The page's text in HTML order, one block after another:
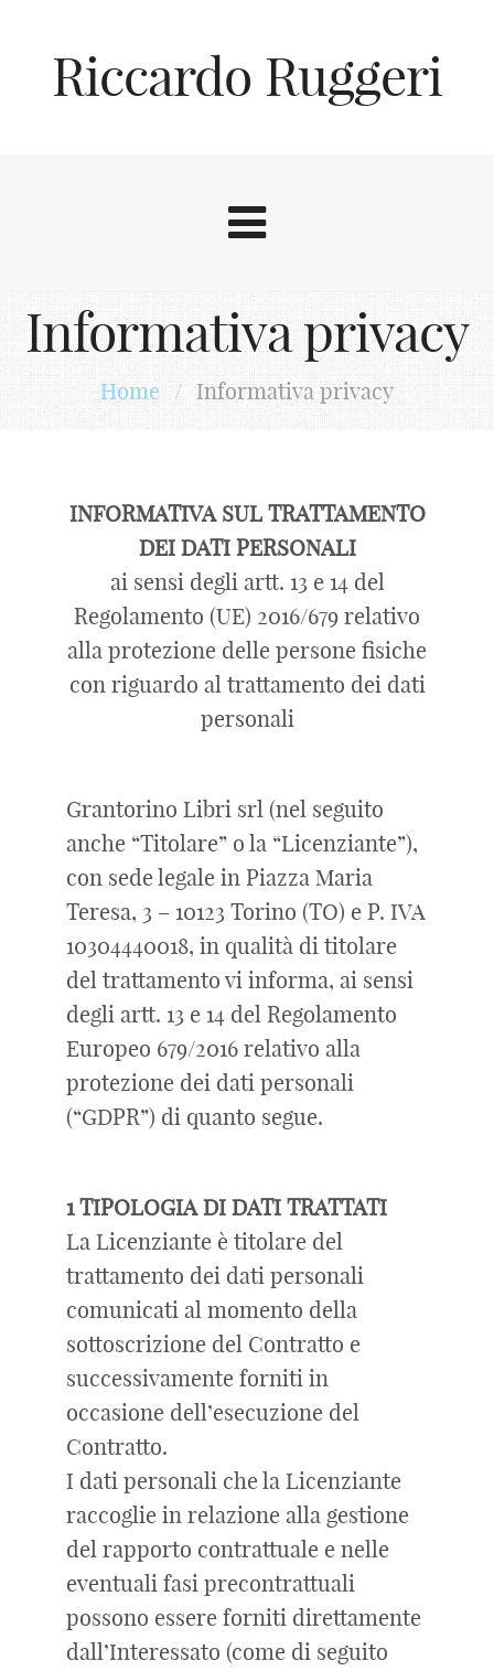
Riccardo Ruggeri
Informativa privacy
Home / Informativa privacy
INFORMATIVA SUL TRATTAMENTO
DEI DATI PERSONALI
ai sensi degli artt. 13 e 14 del
Regolamento (UE) 2016/679 relativo
alla protezione delle persone fisiche
con riguardo al trattamento dei dati
personali
Grantorino Libri srl (nel seguito
anche “Titolare” o la “Licenziante”),
con sede legale in Piazza Maria
Teresa, 3 – 10123 Torino (TO) e P. IVA
10304440018, in qualità di titolare
del trattamento vi informa, ai sensi
degli artt. 13 e 14 del Regolamento
Europeo 679/2016 relativo alla
protezione dei dati personali
(“GDPR”) di quanto segue.
1 TIPOLOGIA DI DATI TRATTATI
La Licenziante è titolare del
trattamento dei dati personali
comunicati al momento della
sottoscrizione del Contratto e
successivamente forniti in
occasione dell’esecuzione del
Contratto.
I dati personali che la Licenziante
raccoglie in relazione alla gestione
del rapporto contrattuale e nelle
eventuali fasi precontrattuali
possono essere forniti direttamente
dall’Interessato (come di seguito